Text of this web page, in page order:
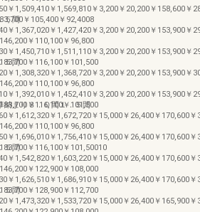
￥105,400￥92,4008
￥110,100￥96,800
￥116,100￥101,500
￥110,100￥96,800
￥116,100￥101,500
￥110,100￥96,800
￥116,100￥101,50010
￥122,900￥108,000
￥128,900￥112,700
￥1,509,410￥1,569,810￥3,200￥20,200￥158,600￥
５間
￥1,367,020￥1,427,420￥3,200￥20,200￥153,900￥
￥1,450,710￥1,511,110￥3,200￥20,200￥153,900￥
５間
￥1,308,320￥1,368,720￥3,200￥20,200￥153,900￥
￥1,392,010￥1,452,410￥3,200￥20,200￥153,900￥
納まり３．０間１．５間
￥1,612,320￥1,672,720￥15,000￥26,400￥170,600￥
￥1,696,010￥1,756,410￥15,000￥26,400￥170,600￥
５間
￥1,542,820￥1,603,220￥15,000￥26,400￥170,600￥
￥1,626,510￥1,686,910￥15,000￥26,400￥170,600￥
５間
￥1,473,320￥1,533,720￥15,000￥26,400￥165,900￥